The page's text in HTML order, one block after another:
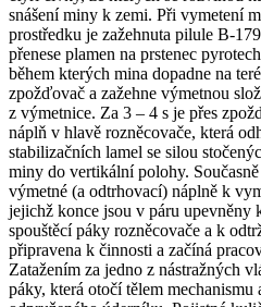
snášení miny k zemi. Při vymetení
prostředku je zažehnuta pilule B-
přenese plamen na prstenec
během kterých mina dopadne na
zpožďovač a zažehne výmetnou
z výmetnice. Za 3 – 4 s je přes
náplň v hlavě rozněcovače, která
stabilizačních lamel se silou
miny do vertikální polohy.
výmetné (a odtrhovací) náplně k
jejichž konce jsou v páru
spouštěcí páky rozněcovače a k
připravena k činnosti a začíná
Zatažením za jedno z nástražných
páky, která otočí tělem mechanismu